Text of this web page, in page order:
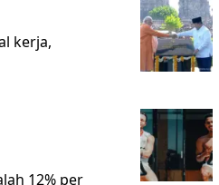
kerja,
12% per